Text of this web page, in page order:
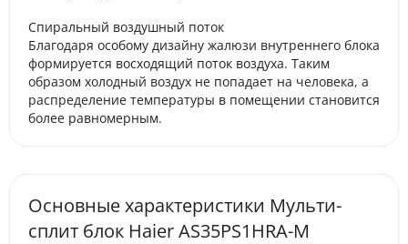
Спиральный воздушный поток
Благодаря особому дизайну жалюзи внутреннего блока
формируется восходящий поток воздуха. Таким
образом холодный воздух не попадает на человека, а
распределение температуры в помещении становится
более равномерным.
Основные характеристики Мульти-
сплит блок Haier AS35PS1HRA-M